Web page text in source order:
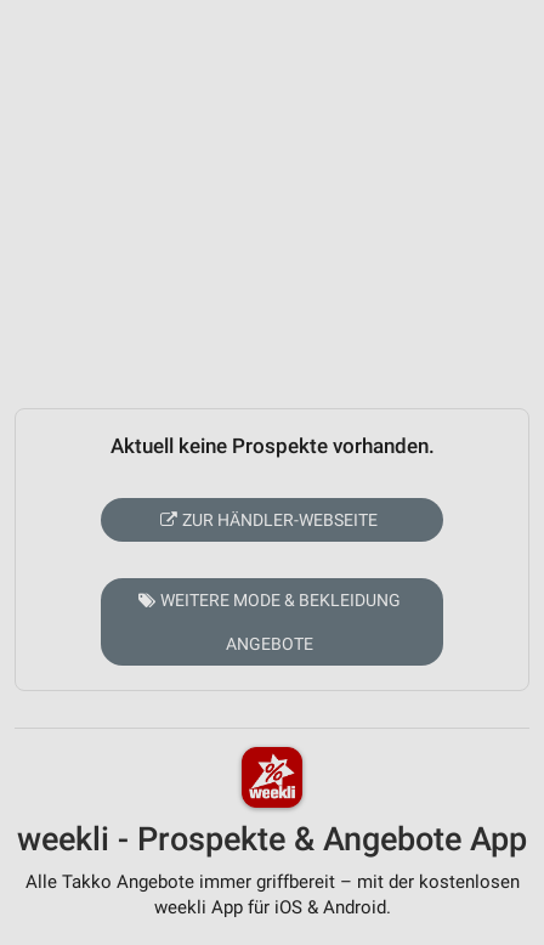
Aktuell keine Prospekte vorhanden.
ZUR HÄNDLER-WEBSEITE
WEITERE MODE & BEKLEIDUNG
ANGEBOTE
weekli - Prospekte & Angebote App
Alle Takko Angebote immer griffbereit – mit der kostenlosen
weekli App für iOS & Android.